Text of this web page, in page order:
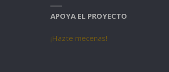
APOYA EL PROYECTO
¡Hazte mecenas!